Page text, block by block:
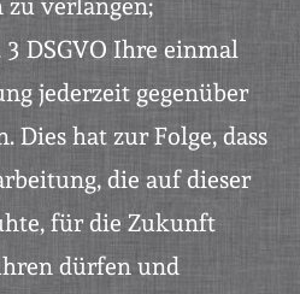
verlangen;
3 DSGVO Ihre einmal
jederzeit gegenüber
Dies hat zur Folge, dass
die auf dieser
für die Zukunft
dürfen und